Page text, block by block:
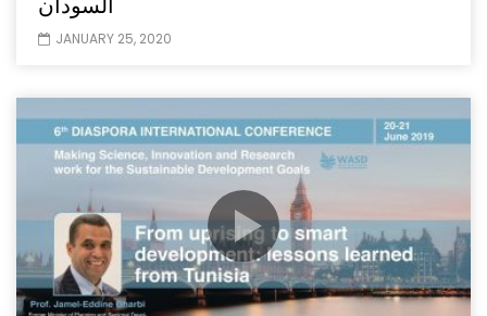
JANUARY 25, 2020